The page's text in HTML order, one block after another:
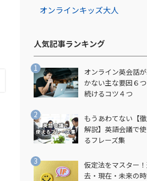
オンラインキッズ大人
人気記事ランキング​
オンライン英会話
かない主な要因６
続けるコツ４つ
もうあわてない【
解説】英語会議で
るフレーズ集
仮定法をマスター
去・現在・未来の